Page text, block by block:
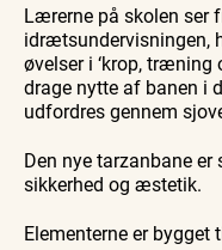
Lærerne på skolen ser
idrætsundervisningen,
øvelser i ‘krop, træning
drage nytte af banen i
udfordres gennem
Den nye tarzanbane
sikkerhed og æstetik.
Elementerne er